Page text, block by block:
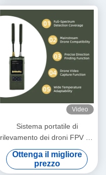
ricerca di direzione precisa
Video
Sistema portatile di
rilevamento dei droni FPV da
100 MHz ∼ 8 GHz con
precisione di direzione,
intercettazione video e
Ottenga il migliore
prezzo